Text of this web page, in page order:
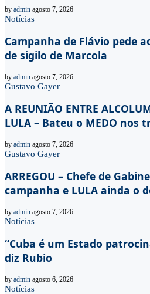
by admin agosto 7, 2026
Notícias
Campanha de Flávio pede
de sigilo de Marcola
by admin agosto 7, 2026
Gustavo Gayer
A REUNIÃO ENTRE
LULA – Bateu o MEDO nos
by admin agosto 7, 2026
Gustavo Gayer
ARREGOU – Chefe de
campanha e LULA ainda o
by admin agosto 7, 2026
Notícias
“Cuba é um Estado
diz Rubio
by admin agosto 6, 2026
Notícias